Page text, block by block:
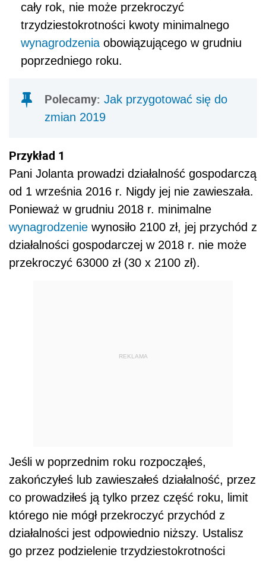
cały rok, nie może przekroczyć
trzydziestokrotności kwoty minimalnego
wynagrodzenia obowiązującego w grudniu
poprzedniego roku.
Polecamy: Jak przygotować się do
zmian 2019
Przykład 1
Pani Jolanta prowadzi działalność gospodarczą
od 1 września 2016 r. Nigdy jej nie zawieszała.
Ponieważ w grudniu 2018 r. minimalne
wynagrodzenie wynosiło 2100 zł, jej przychód z
działalności gospodarczej w 2018 r. nie może
przekroczyć 63000 zł (30 x 2100 zł).
REKLAMA
Jeśli w poprzednim roku rozpocząłeś,
zakończyłeś lub zawieszałeś działalność, przez
co prowadziłeś ją tylko przez część roku, limit
którego nie mógł przekroczyć przychód z
działalności jest odpowiednio niższy. Ustalisz
go przez podzielenie trzydziestokrotności